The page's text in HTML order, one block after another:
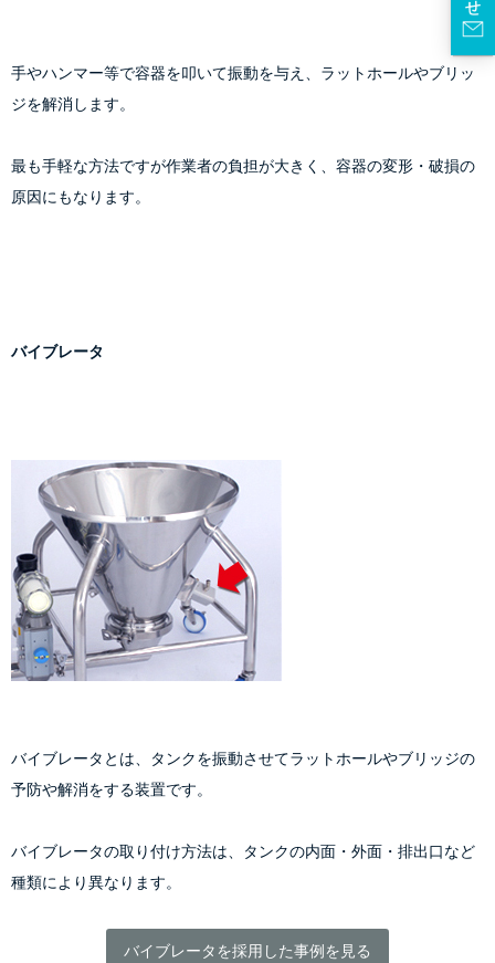
手やハンマー等で容器を叩いて振動を与え、ラットホールやブリッ
ジを解消します。
最も手軽な方法ですが作業者の負担が大きく、容器の変形・破損の
原因にもなります。
バイブレータ
バイブレータとは、タンクを振動させてラットホールやブリッジの
予防や解消をする装置です。
バイブレータの取り付け方法は、タンクの内面・外面・排出口など
種類により異なります。
バイブレータを採用した事例を見る